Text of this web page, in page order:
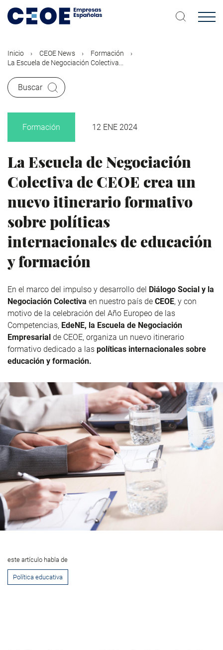
contenido
Inicio CEOE News
Formación
La Escuela de Negociación Colectiva...
Buscar
Formación 12 ENE 2024
La Escuela de Negociación
Colectiva de CEOE crea un
nuevo itinerario formativo
sobre políticas
internacionales de educación
y formación
En el marco del impulso y desarrollo del Diálogo Social y la
Negociación Colectiva en nuestro país de CEOE, y con
motivo de la celebración del Año Europeo de las
Competencias, EdeNE, la Escuela de Negociación
Empresarial de CEOE, organiza un nuevo itinerario
formativo dedicado a las políticas internacionales sobre
educación y formación.
este artículo habla de
Política educativa